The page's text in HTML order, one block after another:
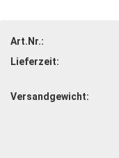
Art.Nr.:
Lieferzeit:
Versandgewicht: